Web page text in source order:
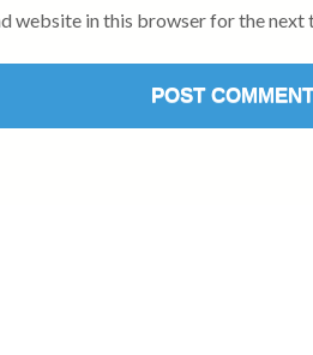
website in this browser for the next